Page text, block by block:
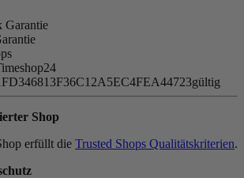
gültig
Shop
erfüllt die Trusted Shops Qualitätskriterien.